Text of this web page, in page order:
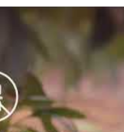
bón. Đồng thời cần lựa chọn thiết